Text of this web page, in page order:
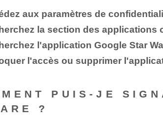
aux paramètres de
la section des applications
l'application Google Star
l'accès ou supprimer
PUIS-JE
?